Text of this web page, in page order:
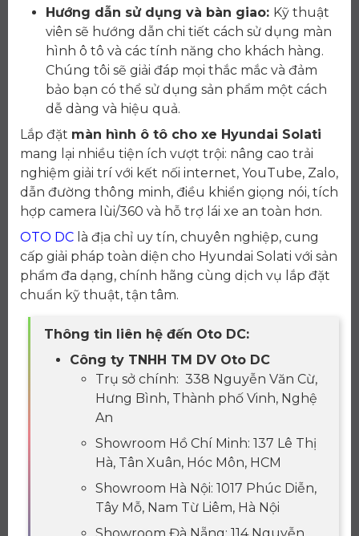
Hướng dẫn sử dụng và bàn giao: Kỹ thuật
viên sẽ hướng dẫn chi tiết cách sử dụng màn
hình ô tô và các tính năng cho khách hàng.
Chúng tôi sẽ giải đáp mọi thắc mắc và đảm
bảo bạn có thể sử dụng sản phẩm một cách
dễ dàng và hiệu quả.
Lắp đặt màn hình ô tô cho xe Hyundai Solati
mang lại nhiều tiện ích vượt trội: nâng cao trải
nghiệm giải trí với kết nối internet, YouTube, Zalo,
dẫn đường thông minh, điều khiển giọng nói, tích
hợp camera lùi/360 và hỗ trợ lái xe an toàn hơn.
OTO DC là địa chỉ uy tín, chuyên nghiệp, cung
cấp giải pháp toàn diện cho Hyundai Solati với sản
phẩm đa dạng, chính hãng cùng dịch vụ lắp đặt
chuẩn kỹ thuật, tận tâm.
Thông tin liên hệ đến Oto DC:
Công ty TNHH TM DV Oto DC
Trụ sở chính: 338 Nguyễn Văn Cừ,
Hưng Bình, Thành phố Vinh, Nghệ
An
Showroom Hồ Chí Minh: 137 Lê Thị
Hà, Tân Xuân, Hóc Môn, HCM
Showroom Hà Nội: 1017 Phúc Diễn,
Tây Mỗ, Nam Từ Liêm, Hà Nội